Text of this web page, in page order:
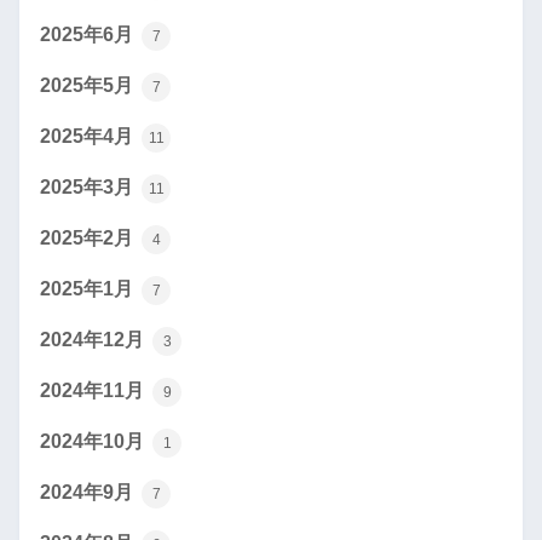
2025年6月 7
2025年5月 7
2025年4月 11
2025年3月 11
2025年2月 4
2025年1月 7
2024年12月 3
2024年11月 9
2024年10月 1
2024年9月 7